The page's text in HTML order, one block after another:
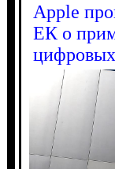
Apple
ЕК о